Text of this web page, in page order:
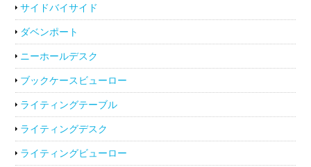
サイドバイサイド
ダベンポート
ニーホールデスク
ブックケースビューロー
ライティングテーブル
ライティングデスク
ライティングビューロー